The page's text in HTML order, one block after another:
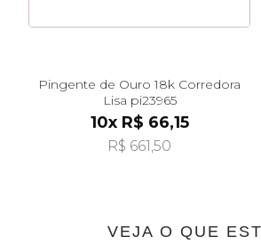
Pingente de Ouro 18k Corredora
Lisa pi23965
10x R$ 66,15
R$ 661,50
VEJA O QUE